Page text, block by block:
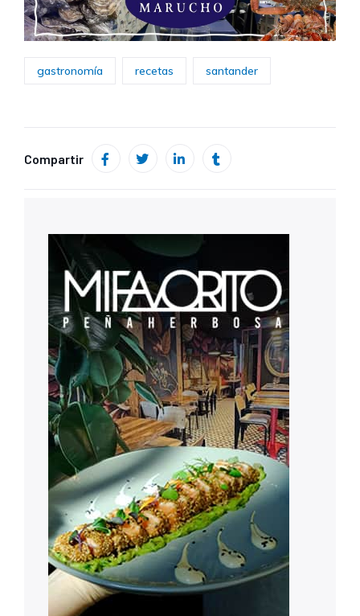
gastronomía recetas santander
Compartir